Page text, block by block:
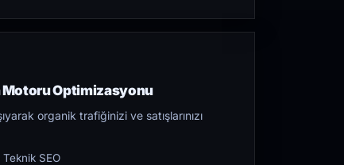
Optimizasyonu
organik trafiğinizi ve satışlarınızı
SEO